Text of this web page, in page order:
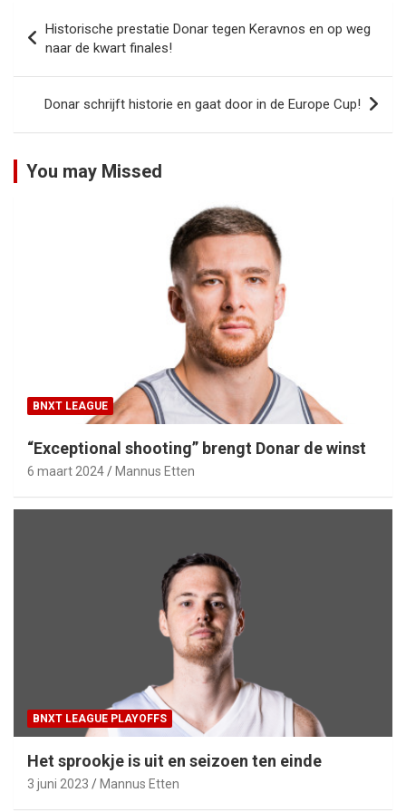
navigatie
Historische prestatie Donar tegen Keravnos en op weg
naar de kwart finales!
Donar schrijft historie en gaat door in de Europe Cup!
You may Missed
BNXT LEAGUE
“Exceptional shooting” brengt Donar de winst
6 maart 2024 Mannus Etten
BNXT LEAGUE PLAYOFFS
Het sprookje is uit en seizoen ten einde
3 juni 2023 Mannus Etten